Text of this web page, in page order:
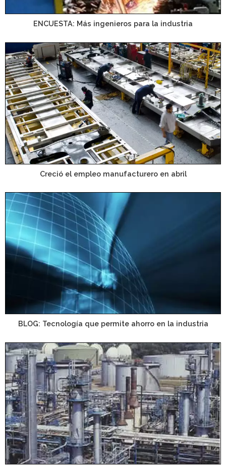
ENCUESTA: Más ingenieros para la industria
Creció el empleo manufacturero en abril
BLOG: Tecnología que permite ahorro en la industria